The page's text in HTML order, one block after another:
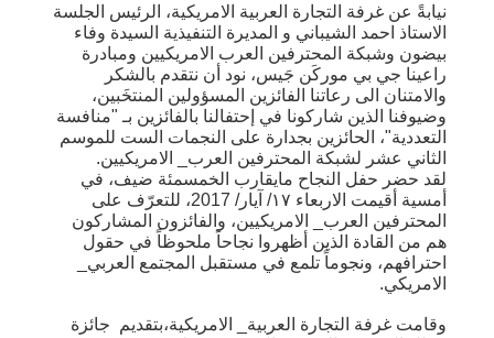
نيابةً عن غرفة التجارة العربية الامريكية، الرئيس الجلسة
الاستاذ احمد الشيباني و المديرة التنفيذية السيدة وفاء
بيضون وشبكة المحترفين العرب الامريكيين ومبادرة
راعينا جي بي موركَن جَيس، نود أن نتقدم بالشكر
والامتنان الى رعاتنا الفائزين المسؤولين المنتخَبين،
وضيوفنا الذين شاركونا في إحتفالنا بالفائزين بـ "منافسة
التعددية"، الحائزين بجدارة على النجمات الست للموسم
الثاني عشر لشبكة المحترفين العرب_ الامريكيين.
لقد حضر حفل النجاح مايقارب الخمسمئة ضيف، في
أمسية أقيمت الاربعاء ١٧/ آيار/ 2017، للتعرّف على
المحترفين العرب_ الامريكيين، والفائزون المشاركون
هم من القادة الذين أظهروا نجاحاً ملحوظاً في حقول
احترافهم، ونجوماً تلمع في مستقبل المجتمع العربي_
الامريكي.
وقامت غرفة التجارة العربية_ الامريكية،بتقديم جائزة